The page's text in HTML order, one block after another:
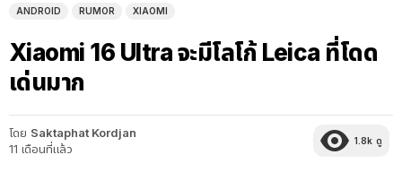
ANDROID RUMOR XIAOMI
Xiaomi 16 Ultra จะมีโลโก้ Leica ที่โดด
เด่นมาก
โดย Saktaphat Kordjan
11 เดือนที่แล้ว
1.8k ดู